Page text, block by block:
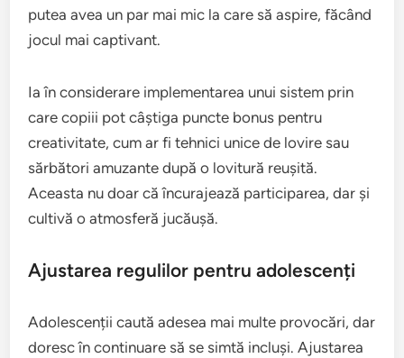
putea avea un par mai mic la care să aspire, făcând
jocul mai captivant.
Ia în considerare implementarea unui sistem prin
care copiii pot câștiga puncte bonus pentru
creativitate, cum ar fi tehnici unice de lovire sau
sărbători amuzante după o lovitură reușită.
Aceasta nu doar că încurajează participarea, dar și
cultivă o atmosferă jucăușă.
Ajustarea regulilor pentru adolescenți
Adolescenții caută adesea mai multe provocări, dar
doresc în continuare să se simtă incluși. Ajustarea